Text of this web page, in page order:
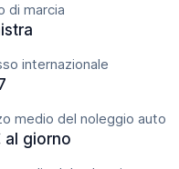
di marcia
internazionale
medio del noleggio auto
al giorno